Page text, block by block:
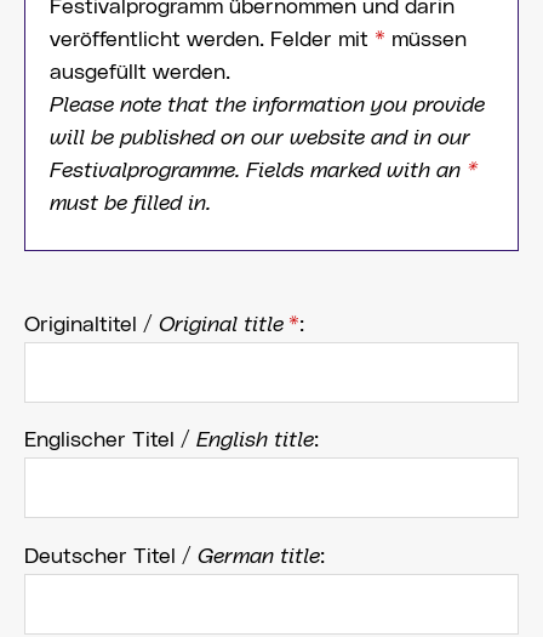
Festivalprogramm übernommen und darin
veröffentlicht werden. Felder mit * müssen
ausgefüllt werden.
Please note that the information you provide
will be published on our website and in our
Festivalprogramme. Fields marked with an *
must be filled in.
Originaltitel / Original title *:
Englischer Titel / English title:
Deutscher Titel / German title: